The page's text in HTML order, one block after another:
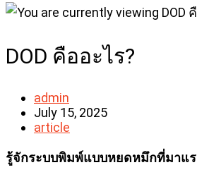
DOD คืออะไร?
Post
author:
admin
Post
published:
July 15, 2025
Post
article
รู้จักระบบพิมพ์แบบหยดหมึกที่มาแ